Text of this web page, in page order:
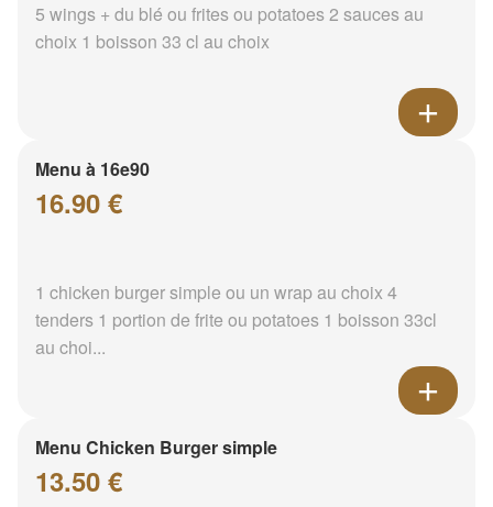
5 wings + du blé ou frites ou potatoes 2 sauces au
choix 1 boisson 33 cl au choix
Menu à 16e90
16.90 €
1 chicken burger simple ou un wrap au choix 4
tenders 1 portion de frite ou potatoes 1 boisson 33cl
au choi...
Menu Chicken Burger simple
13.50 €